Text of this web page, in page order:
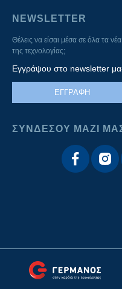
NEWSLETTER
Θέλεις να είσαι μέσα σε όλα τα νέα
της τεχνολογίας;
Εγγράψου στο newsletter
ΕΓΓΡΑΦΗ
ΣΥΝΔΕΣΟΥ ΜΑΖΙ